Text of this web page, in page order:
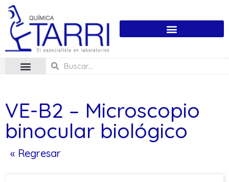
VE-B2 – Microscopio
binocular biológico
« Regresar